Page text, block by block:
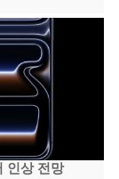
인상 전망